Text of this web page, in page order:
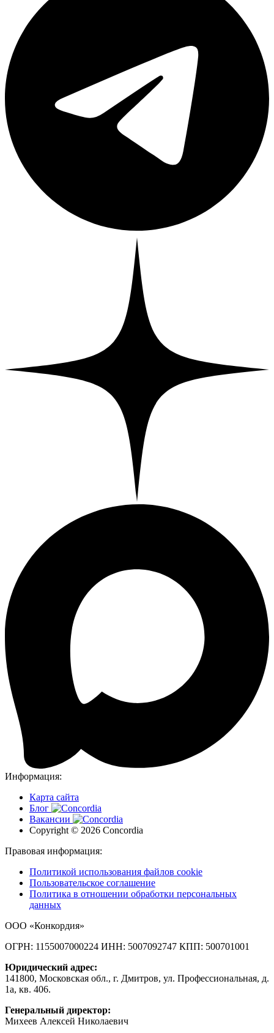
Информация:
Карта сайта
Блог
Вакансии
Copyright © 2026 Concordia
Правовая информация:
Политикой использования файлов cookie
Пользовательское соглашение
Политика в отношении обработки персональных
данных
ООО «Конкордия»
ОГРН: 1155007000224 ИНН: 5007092747 КПП: 500701001
Юридический адрес:
141800, Московская обл., г. Дмитров, ул. Профессиональная, д.
1а, кв. 406.
Генеральный директор:
Михеев Алексей Николаевич